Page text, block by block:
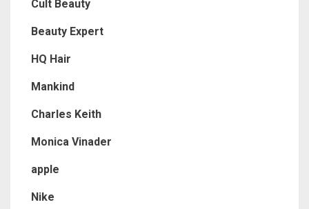
Cult Beauty
Beauty Expert
HQ Hair
Mankind
Charles Keith
Monica Vinader
apple
Nike